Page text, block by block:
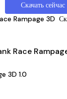
Скачать сейчас
Rampage 3D
Race
3D 1.0